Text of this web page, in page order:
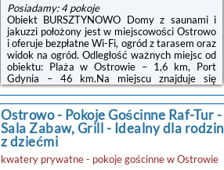
Posiadamy: 4 pokoje
Obiekt BURSZTYNOWO Domy z saunami i
jakuzzi położony jest w miejscowości Ostrowo
i oferuje bezpłatne Wi-Fi, ogród z tarasem oraz
widok na ogród. Odległość ważnych miejsc od
obiektu: Plaża w Ostrowie – 1,6 km, Port
Gdynia – 46 km.Na miejscu znajduje się
telewizor z płaskim ekranem oraz prywatna
łazienka z prysznicem i suszarką do włosów.
Aneks kuchenny wyposażono w lodówkę,
zmywarkę oraz płytę kuchenną.Obiekt
dysponuje placem zabaw.W obiekcie do
dyspozycji Gości jest kryty basen.Odległość
ważnych miejsc od obiektu: Stocznia Gdynia –
Ostrowo- Pokoje Gościnne Raf-Tur -
Sala Zabaw, Grill - Idealny dla rodzin
z dziećmi
kwatery prywatne - pokoje gościnnewOstrowie